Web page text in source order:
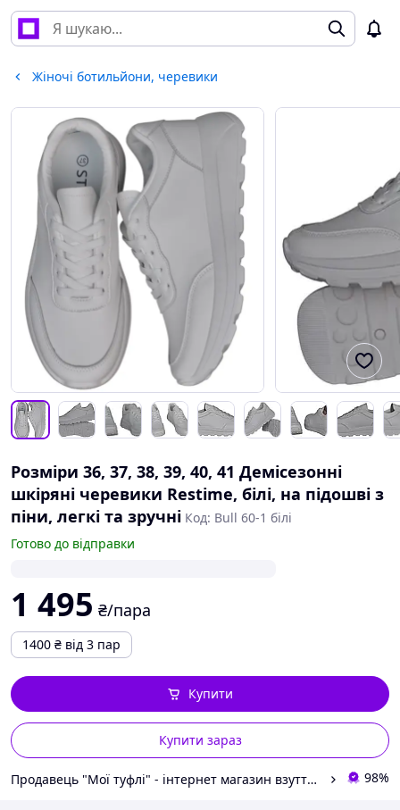
Жіночі ботильйони, черевики
Розміри 36, 37, 38, 39, 40, 41 Демісезонні
шкіряні черевики Restime, білі, на підошві з
піни, легкі та зручні Код: Bull 60-1 білі
Готово до відправки
1 495 ₴/пара
1400 ₴ від 3 пар
Купити зараз
Купити
Продавець "Мої туфлі" - інтернет магазин взуття на всі випадки життя. 98%